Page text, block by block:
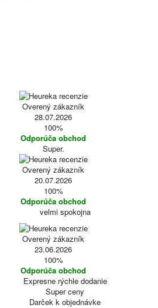
Overený zákazník
28.07.2026
100%
Odporúča obchod
Super.
Overený zákazník
20.07.2026
100%
Odporúča obchod
velmi spokojna
Overený zákazník
23.06.2026
100%
Odporúča obchod
Expresne rýchle dodanie
Super ceny
Darček k objednávke